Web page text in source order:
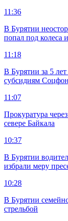
11:36
В Бурятии
попал под колеса
11:18
В Бурятии за 5
субсидиям
11:07
Прокуратура
севере Байкала
10:37
В Бурятии
избрали меру
10:28
В Бурятии
стрельбой